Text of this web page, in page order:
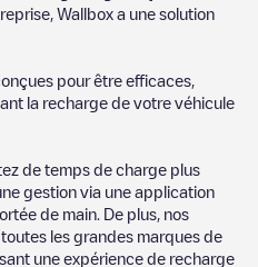
Wallbox a une solution
pour être efficaces,
la recharge de votre véhicule
de temps de charge plus
gestion via une application
de main. De plus, nos
les grandes marques de
une expérience de recharge